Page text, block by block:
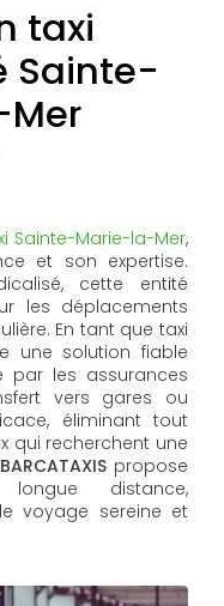
taxi
Sainte-
Sainte-Marie-la-Mer,
et son expertise.
cette entité
les déplacements
En tant que taxi
une solution fiable
par les assurances
vers gares ou
éliminant tout
qui recherchent une
BARCATAXISpropose
distance,
voyage sereine et